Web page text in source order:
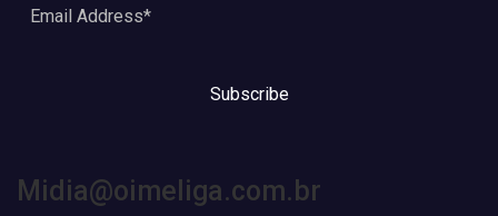
Subscribe
Midia@oimeliga.com.br